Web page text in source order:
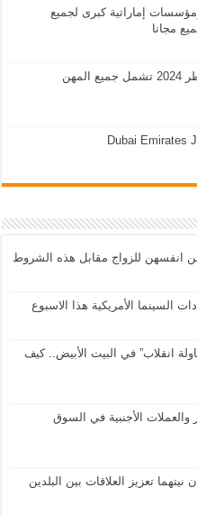
لدى شركات ومؤسسات إماراتية كبرى لجميع
مجانا
وظائف في قطر 2024 فرص عمل في قطر 2024 تشمل جميع المهن
Dubai Emirates
انفسهن للزواج مقابل هذه الشروط
انقلاب” في البيت الأبيض.. كيف
والعملات الأجنبية في السوق
تعزيز العلاقات بين البلدين